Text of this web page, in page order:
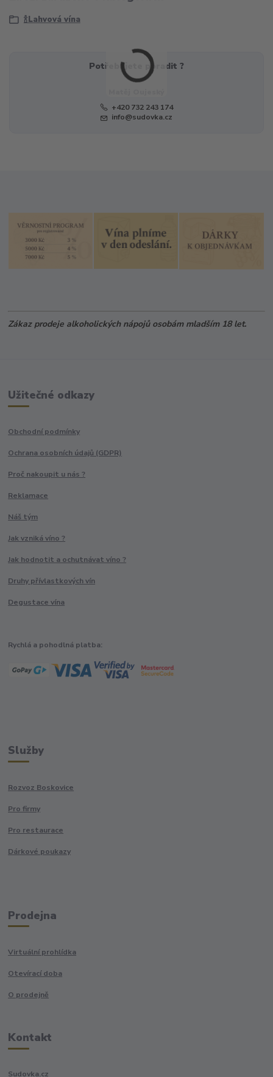
🍾Lahvová vína
Potřebujete poradit ?
+420 732 243 174
info@sudovka.cz
Zákaz prodeje alkoholických nápojů osobám mladším 18 let.
Užitečné odkazy
Obchodní podmínky
Ochrana osobních údajů (GDPR)
Proč nakoupit u nás ?
Reklamace
Náš tým
Jak vzniká víno ?
Jak hodnotit a ochutnávat víno ?
Druhy přívlastkových vín
Degustace vína
Rychlá a pohodlná platba:
Služby
Rozvoz Boskovice
Pro firmy
Pro restaurace
Dárkové poukazy
Prodejna
Virtuální prohlídka
Otevírací doba
O prodejně
Kontakt
Sudovka.cz